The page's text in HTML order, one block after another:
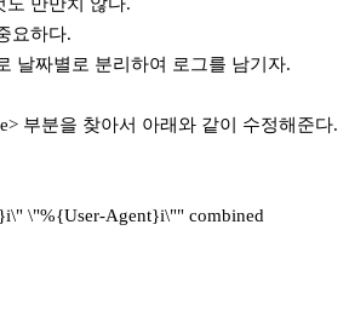
도 만만치 않다.
요하다.
날짜별로 분리하여 로그를 남기자.
부분을 찾아서 아래와 같이 수정해준다.
\"%{User-Agent}i\"" combined